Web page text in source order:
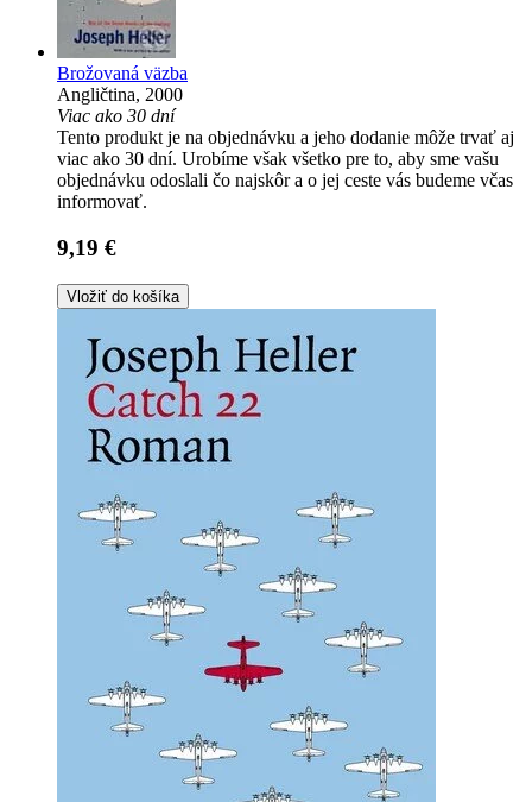
Brožovaná väzba
Angličtina, 2000
Viac ako 30 dní
Tento produkt je na objednávku a jeho dodanie môže trvať aj
viac ako 30 dní. Urobíme však všetko pre to, aby sme vašu
objednávku odoslali čo najskôr a o jej ceste vás budeme včas
informovať.
9,19 €
Vložiť do košíka